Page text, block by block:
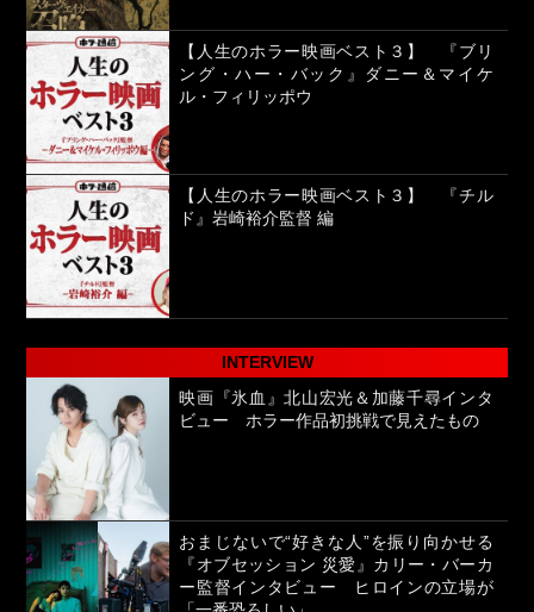
【人生のホラー映画ベスト３】 『ブリ
ング・ハー・バック』ダニー＆マイケ
ル・フィリッポウ
【人生のホラー映画ベスト３】 『チル
ド』岩崎裕介監督 編
INTERVIEW
映画『氷血』北山宏光＆加藤千尋インタ
ビュー ホラー作品初挑戦で見えたもの
おまじないで“好きな人”を振り向かせる
『オブセッション 災愛』カリー・バーカ
ー監督インタビュー ヒロインの立場が